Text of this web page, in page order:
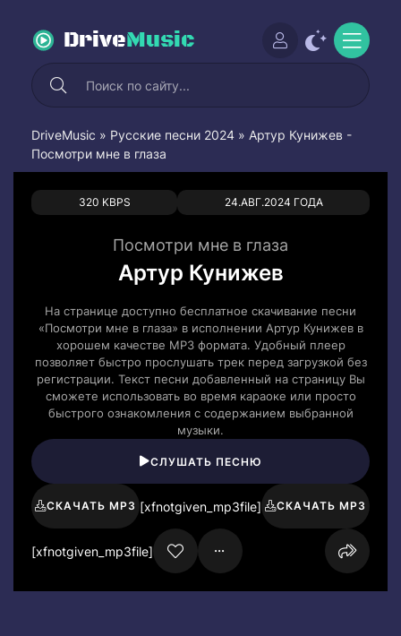
DriveMusic
DriveMusic » Русские песни 2024 » Артур Кунижев -
Посмотри мне в глаза
320 KBPS 24.АВГ.2024 ГОДА
0 0
Посмотри мне в глаза
Артур Кунижев
На странице доступно бесплатное скачивание песни
«Посмотри мне в глаза» в исполнении Артур Кунижев в
хорошем качестве MP3 формата. Удобный плеер
позволяет быстро прослушать трек перед загрузкой без
регистрации. Текст песни добавленный на страницу Вы
сможете использовать во время караоке или просто
быстрого ознакомления с содержанием выбранной
музыки.
СЛУШАТЬ ПЕСНЮ
СКАЧАТЬ MP3 [xfnotgiven_mp3file] СКАЧАТЬ MP3
[xfnotgiven_mp3file]